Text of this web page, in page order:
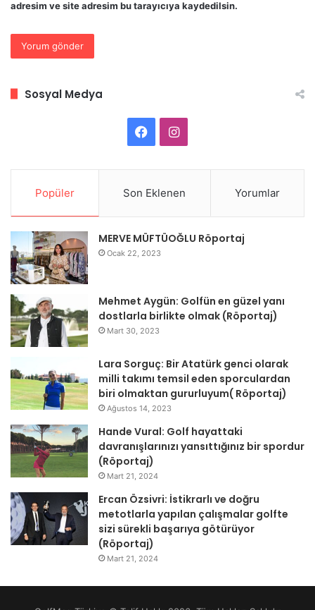
adresim ve site adresim bu tarayıcıya kaydedilsin.
Sosyal Medya
FacebookInstagram
Popüler Son Eklenen Yorumlar
MERVE MÜFTÜOĞLU Röportaj
Ocak 22, 2023
Mehmet Aygün: Golfün en güzel yanı
dostlarla birlikte olmak (Röportaj)
Mart 30, 2023
Lara Sorguç: Bir Atatürk genci olarak
milli takımı temsil eden sporculardan
biri olmaktan gururluyum( Röportaj)
Ağustos 14, 2023
Hande Vural: Golf hayattaki
davranışlarınızı yansıttığınız bir spordur
(Röportaj)
Mart 21, 2024
Ercan Özsivri: İstikrarlı ve doğru
metotlarla yapılan çalışmalar golfte
sizi sürekli başarıya götürüyor
(Röportaj)
Mart 21, 2024